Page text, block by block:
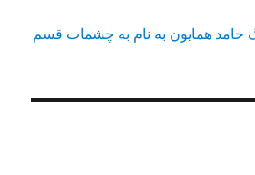
حامد همایون به نام به چشمات قسم